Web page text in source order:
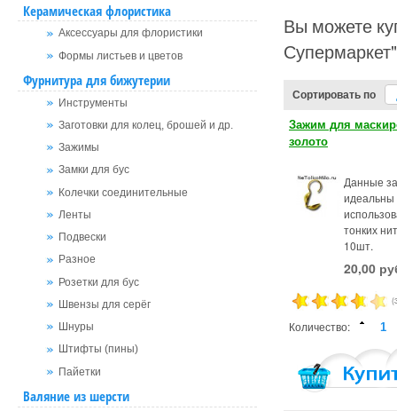
Керамическая флористика
Аксессуары для флористики
Формы листьев и цветов
Фурнитура для бижутерии
Инструменты
Заготовки для колец, брошей и др.
Зажимы
Замки для бус
Колечки соединительные
Ленты
Подвески
Разное
Розетки для бус
Швензы для серёг
Шнуры
Штифты (пины)
Пайетки
Валяние из шерсти
Вы можете
Сортировать по
Зажим для
золото
Данные
идеальны
тонких
10шт.
20,00
Количество: